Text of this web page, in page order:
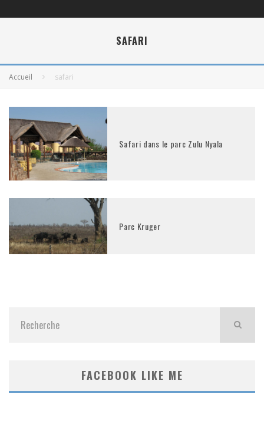
SAFARI
Accueil safari
Safari dans le parc Zulu Nyala
Parc Kruger
FACEBOOK LIKE ME